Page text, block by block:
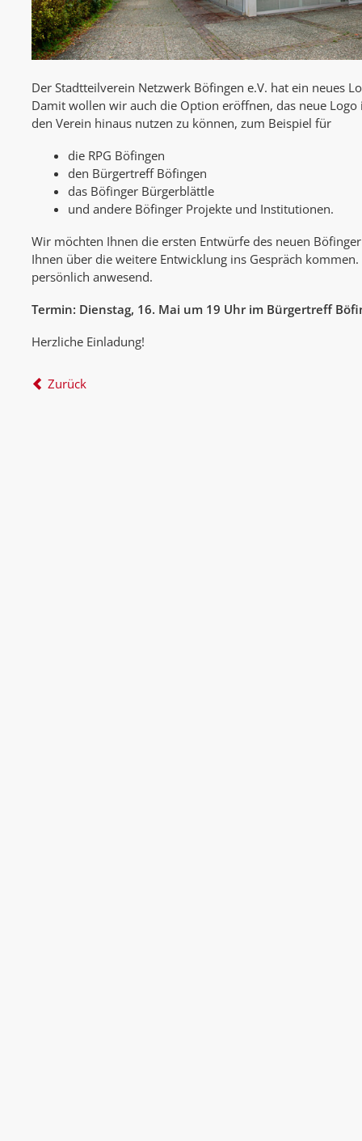
Der Stadtteilverein Netzwerk Böfingen e.V. hat ein neues
Damit wollen wir auch die Option eröffnen, das neue
den Verein hinaus nutzen zu können, zum Beispiel für
die RPG Böfingen
den Bürgertreff Böfingen
das Böfinger Bürgerblättle
und andere Böfinger Projekte und Institutionen.
Wir möchten Ihnen die ersten Entwürfe des neuen
Ihnen über die weitere Entwicklung ins Gespräch
persönlich anwesend.
Termin: Dienstag, 16. Mai um 19 Uhr im Bürgertreff
Herzliche Einladung!
Zurück